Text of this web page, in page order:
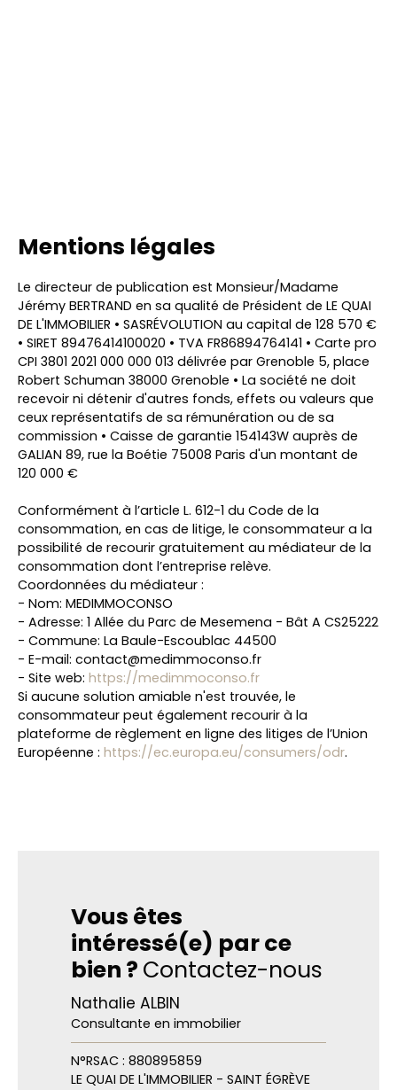
Mentions légales
Le directeur de publication est Monsieur/Madame
Jérémy BERTRAND en sa qualité de Président de LE QUAI
DE L'IMMOBILIER • SASRÉVOLUTION au capital de 128 570 €
• SIRET 89476414100020 • TVA FR86894764141 • Carte pro
CPI 3801 2021 000 000 013 délivrée par Grenoble 5, place
Robert Schuman 38000 Grenoble • La société ne doit
recevoir ni détenir d'autres fonds, effets ou valeurs que
ceux représentatifs de sa rémunération ou de sa
commission • Caisse de garantie 154143W auprès de
GALIAN 89, rue la Boétie 75008 Paris d'un montant de
120 000 €
Conformément à l’article L. 612-1 du Code de la
consommation, en cas de litige, le consommateur a la
possibilité de recourir gratuitement au médiateur de la
consommation dont l’entreprise relève.
Coordonnées du médiateur :
- Nom: MEDIMMOCONSO
- Adresse: 1 Allée du Parc de Mesemena - Bât A CS25222
- Commune: La Baule-Escoublac 44500
- E-mail: contact@medimmoconso.fr
- Site web: https://medimmoconso.fr
Si aucune solution amiable n'est trouvée, le
consommateur peut également recourir à la
plateforme de règlement en ligne des litiges de l’Union
Européenne : https://ec.europa.eu/consumers/odr.
Vous êtes
intéressé(e) par ce
bien ? Contactez-nous
Nathalie ALBIN
Consultante en immobilier
N°RSAC : 880895859
LE QUAI DE L'IMMOBILIER - SAINT ÉGRÈVE